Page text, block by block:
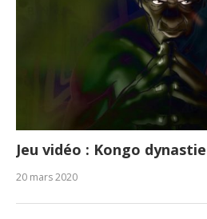
Jeu vidéo : Kongo dynastie
20 mars 2020